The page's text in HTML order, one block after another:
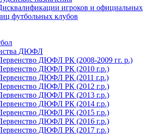
игроков и официальных
футбольных клубов
ДЮФЛ
ДЮФЛ РК (2008-2009 гг. р.)
ДЮФЛ РК (2010 г.р.)
ДЮФЛ РК (2011 г.р.)
ДЮФЛ РК (2012 г.р.)
ДЮФЛ РК (2013 г.р.)
ДЮФЛ РК (2014 г.р.)
ДЮФЛ РК (2015 г.р.)
ДЮФЛ РК (2016 г.р.)
ДЮФЛ РК (2017 г.р.)